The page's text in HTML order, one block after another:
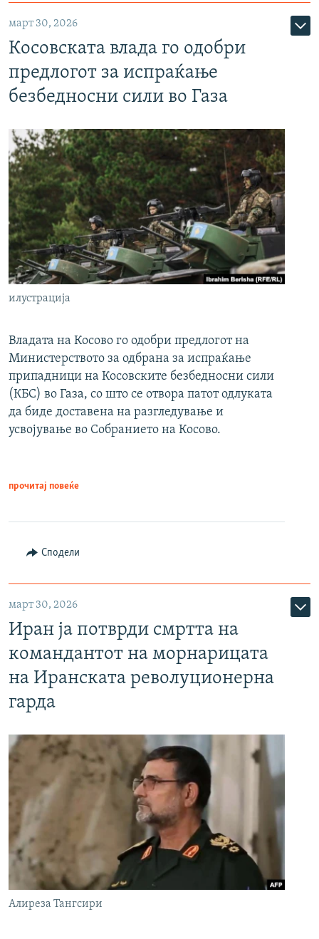
март 30, 2026
Косовската влада го одобри
предлогот за испраќање
безбедносни сили во Газа
илустрација
Владата на Косово го одобри предлогот на
Министерството за одбрана за испраќање
припадници на Косовските безбедносни сили
(КБС) во Газа, со што се отвора патот одлуката
да биде доставена на разгледување и
усвојување во Собранието на Косово.
прочитај повеќе
Сподели
март 30, 2026
Иран ја потврди смртта на
командантот на морнарицата
на Иранската револуционерна
гарда
Алиреза Тангсири